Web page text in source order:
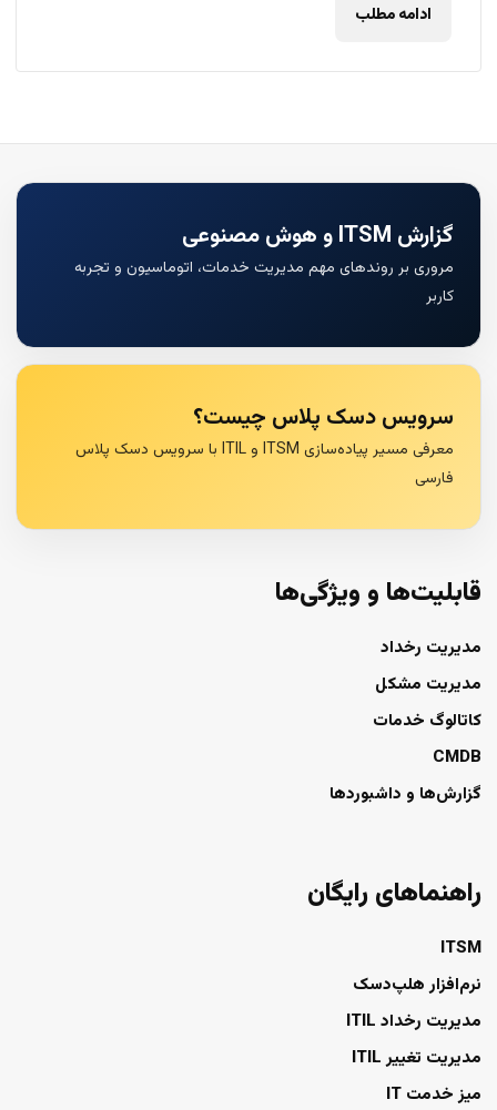
ادامه مطلب
گزارش ITSM و هوش مصنوعی
مروری بر روندهای مهم مدیریت خدمات، اتوماسیون و تجربه
کاربر
سرویس دسک پلاس چیست؟
معرفی مسیر پیاده‌سازی ITSM و ITIL با سرویس دسک پلاس
فارسی
قابلیت‌ها و ویژگی‌ها
مدیریت رخداد
مدیریت مشکل
کاتالوگ خدمات
CMDB
گزارش‌ها و داشبوردها
راهنماهای رایگان
ITSM
نرم‌افزار هلپ‌دسک
مدیریت رخداد ITIL
مدیریت تغییر ITIL
میز خدمت IT